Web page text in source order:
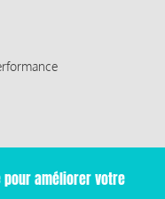
améliorer votre